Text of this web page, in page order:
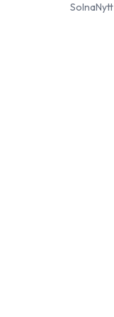
SolnaNytt